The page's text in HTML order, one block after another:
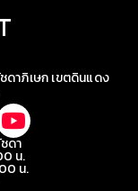
ดาภิเษก เขตดินแดง
ดา
น.
น.